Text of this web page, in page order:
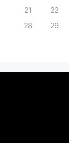
21
22
28
29